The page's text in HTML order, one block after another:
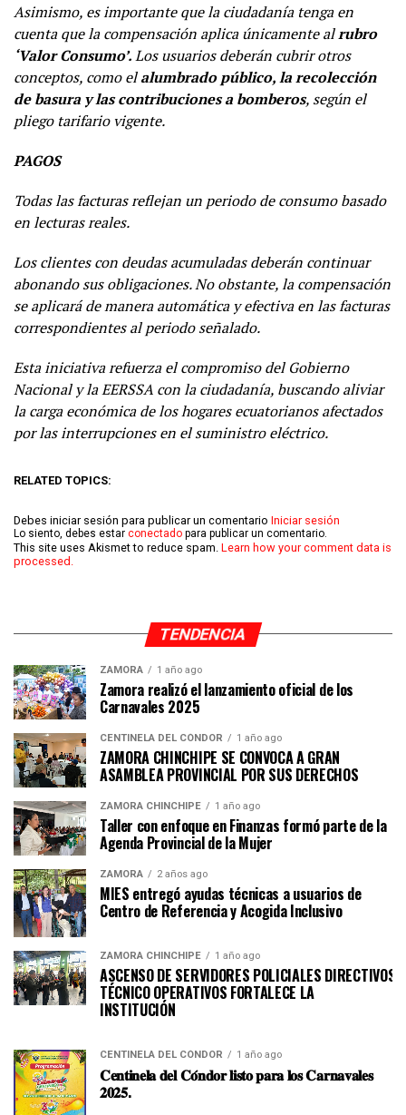
Asimismo, es importante que la ciudadanía tenga en
cuenta que la compensación aplica únicamente alrubro
‘Valor Consumo’.Los usuarios deberán cubrir otros
conceptos, como elalumbrado público, la recolección
de basura y las contribuciones a bomberos, según el
pliego tarifario vigente.
PAGOS
Todas las facturas reflejan un periodo de consumo basado
en lecturas reales.
Los clientes con deudas acumuladas deberán continuar
abonando sus obligaciones. No obstante, la compensación
se aplicará de manera automática y efectiva en las facturas
correspondientes al periodo señalado.
Esta iniciativa refuerza el compromiso del Gobierno
Nacional y la EERSSA con la ciudadanía, buscando aliviar
la carga económica de los hogares ecuatorianos afectados
por las interrupciones en el suministro eléctrico.
RELATED TOPICS:
Debes iniciar sesión para publicar un comentario Iniciar sesión
Lo siento, debes estar conectado para publicar un comentario.
This site uses Akismet to reduce spam. Learn how your comment data is
processed.
TENDENCIA
ZAMORA 1 año ago
Zamora realizó el lanzamiento oficial de los
Carnavales 2025
CENTINELA DEL CÓNDOR 1 año ago
ZAMORA CHINCHIPE SE CONVOCA A GRAN
ASAMBLEA PROVINCIAL POR SUS DERECHOS
ZAMORA CHINCHIPE 1 año ago
Taller con enfoque en Finanzas formó parte de la
Agenda Provincial de la Mujer
ZAMORA 2 años ago
MIES entregó ayudas técnicas a usuarios de
Centro de Referencia y Acogida Inclusivo
ZAMORA CHINCHIPE 1 año ago
ASCENSO DE SERVIDORES POLICIALES DIRECTIVOS Y
TÉCNICO OPERATIVOS FORTALECE LA
CENTINELA DEL CÓNDOR 1 año ago
𝐂𝐞𝐧𝐭𝐢𝐧𝐞𝐥𝐚 𝐝𝐞𝐥 𝐂𝐨́𝐧𝐝𝐨𝐫 𝐥𝐢𝐬𝐭𝐨 𝐩𝐚𝐫𝐚 𝐥𝐨𝐬 𝐂𝐚𝐫𝐧𝐚𝐯𝐚𝐥𝐞𝐬
𝟐𝟎𝟐𝟓.